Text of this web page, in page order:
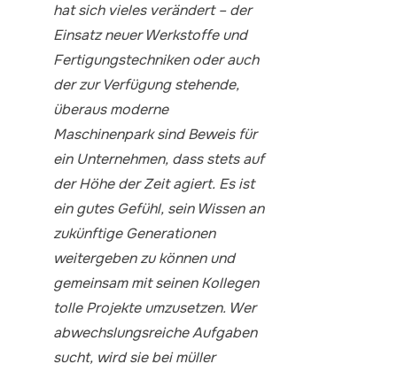
hat sich vieles verändert – der
Einsatz neuer Werkstoffe und
Fertigungstechniken oder auch
der zur Verfügung stehende,
überaus moderne
Maschinenpark sind Beweis für
ein Unternehmen, dass stets auf
der Höhe der Zeit agiert. Es ist
ein gutes Gefühl, sein Wissen an
zukünftige Generationen
weitergeben zu können und
gemeinsam mit seinen Kollegen
tolle Projekte umzusetzen. Wer
abwechslungsreiche Aufgaben
sucht, wird sie bei müller